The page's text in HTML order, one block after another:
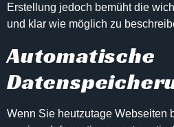
Erstellung jedoch bemüht die
und klar wie möglich zu
Automatische
Wenn Sie heutzutage Webseiten